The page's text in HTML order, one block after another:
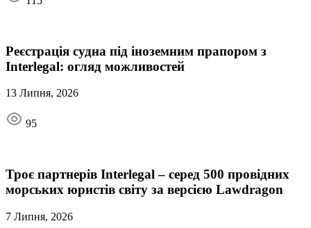
Реєстрація судна під іноземним прапором з
Interlegal: огляд можливостей
13 Липня, 2026
95
Троє партнерів Interlegal – серед 500 провідних
морських юристів світу за версією Lawdragon
7 Липня, 2026